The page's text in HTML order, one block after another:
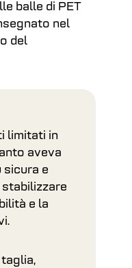
balle di PET
nel
del
limitati in
aveva
sicura e
e la